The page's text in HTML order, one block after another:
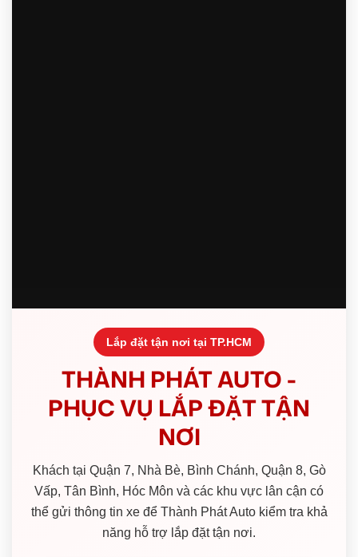
Lắp đặt tận nơi tại TP.HCM
THÀNH PHÁT AUTO -
PHỤC VỤ LẮP ĐẶT TẬN
NƠI
Khách tại Quận 7, Nhà Bè, Bình Chánh, Quận 8, Gò
Vấp, Tân Bình, Hóc Môn và các khu vực lân cận có
thể gửi thông tin xe để Thành Phát Auto kiểm tra khả
năng hỗ trợ lắp đặt tận nơi.